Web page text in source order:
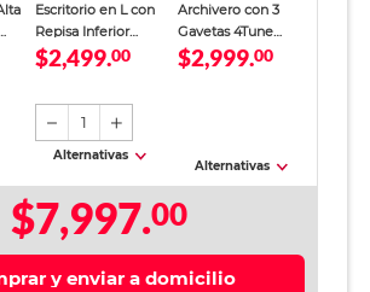
Escritorio en L con
Repisa Inferior
4Tune Metal Negro
Mate
$2,499.00
1
Alternativas
Archivero con 3
Gavetas 4Tune
Metal Negro
$2,999.00
Alternativas
$7,997.00
y enviar a domicilio